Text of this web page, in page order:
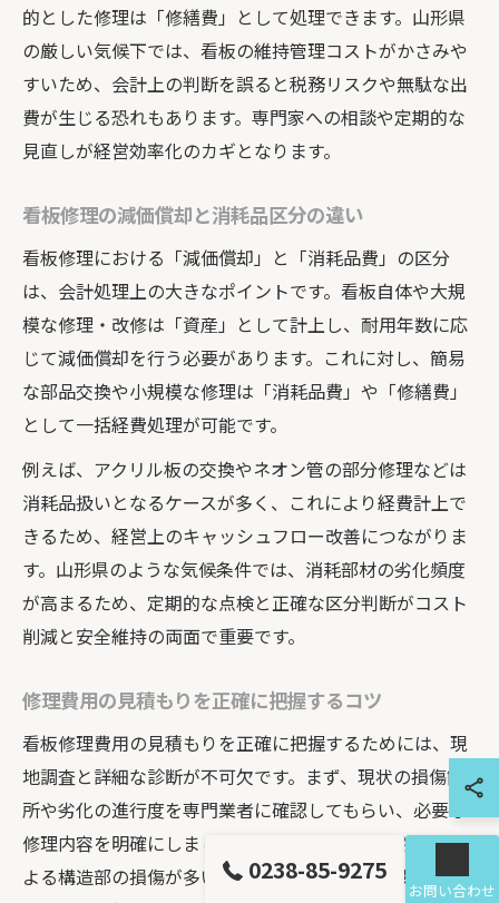
的とした修理は「修繕費」として処理できます。山形県
の厳しい気候下では、看板の維持管理コストがかさみや
すいため、会計上の判断を誤ると税務リスクや無駄な出
費が生じる恐れもあります。専門家への相談や定期的な
見直しが経営効率化のカギとなります。
看板修理の減価償却と消耗品区分の違い
看板修理における「減価償却」と「消耗品費」の区分
は、会計処理上の大きなポイントです。看板自体や大規
模な修理・改修は「資産」として計上し、耐用年数に応
じて減価償却を行う必要があります。これに対し、簡易
な部品交換や小規模な修理は「消耗品費」や「修繕費」
として一括経費処理が可能です。
例えば、アクリル板の交換やネオン管の部分修理などは
消耗品扱いとなるケースが多く、これにより経費計上で
きるため、経営上のキャッシュフロー改善につながりま
す。山形県のような気候条件では、消耗部材の劣化頻度
が高まるため、定期的な点検と正確な区分判断がコスト
削減と安全維持の両面で重要です。
修理費用の見積もりを正確に把握するコツ
看板修理費用の見積もりを正確に把握するためには、現
地調査と詳細な診断が不可欠です。まず、現状の損傷箇
所や劣化の進行度を専門業者に確認してもらい、必要な
修理内容を明確にしましょう。山形県では積雪や強風に
よる構造部の損傷が多いため、見積もり前に現場の状況
0238-85-9275
お問い合わせ